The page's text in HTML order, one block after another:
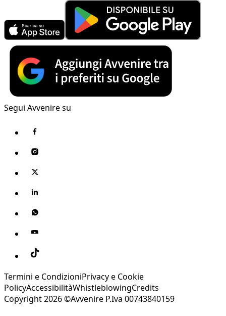
Segui Avvenire su
Termini e CondizioniPrivacy e Cookie
PolicyAccessibilitàWhistleblowingCredits
Copyright 2026 ©Avvenire P.Iva 00743840159